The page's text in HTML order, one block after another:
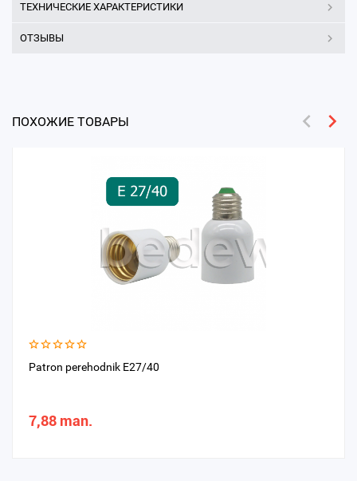
ТЕХНИЧЕСКИЕ ХАРАКТЕРИСТИКИ
ОТЗЫВЫ
ПОХОЖИЕ ТОВАРЫ
Patron perehodnik E27/40
7,88 man.